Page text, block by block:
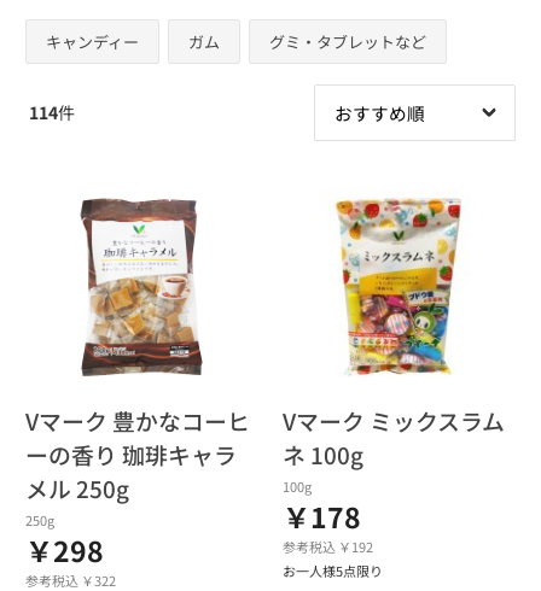
キャンディー ガム グミ・タブレットなど
114件
Vマーク 豊かなコーヒ
ーの香り 珈琲キャラ
メル 250g
250g
￥298
参考税込 ￥322
Vマーク ミックスラム
ネ 100g
100g
￥178
参考税込 ￥192
お一人様5点限り